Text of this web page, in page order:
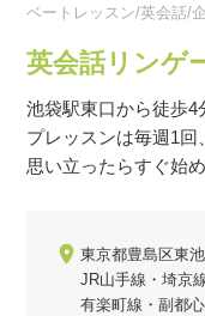
ベートレッスン/英会話/
英会話リンゲ
池袋駅東口から徒歩4
プレッスンは毎週1
思い立ったらすぐ始
東京都豊島区東
JR山手線・埼京
有楽町線・副都